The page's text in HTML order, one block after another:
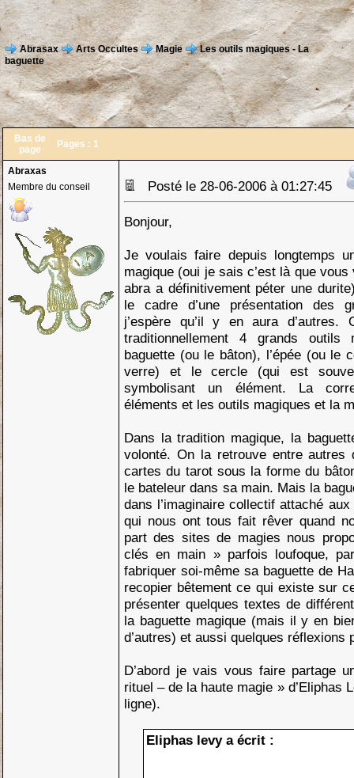
Abrasax Arts Occultes Magie
Les outils magiques - La
baguette
Bas de
page
Pages : 1
Abraxas
Membre du conseil
Posté le 28-06-2006 à 01:27:45
Bonjour,
Je voulais faire depuis longtemps
magique (oui je sais c’est là que
abra a définitivement péter une
le cadre d’une présentation des
j’espère qu’il y en aura d’autres.
traditionnellement 4 grands
baguette (ou le bâton), l’épée (ou le
verre) et le cercle (qui est
symbolisant un élément. La
éléments et les outils magiques et la
Dans la tradition magique, la
volonté. On la retrouve entre autres
cartes du tarot sous la forme du
le bateleur dans sa main. Mais la
dans l’imaginaire collectif attaché
qui nous ont tous fait rêver quand
part des sites de magies nous
clés en main » parfois loufoque,
fabriquer soi-même sa baguette de
recopier bêtement ce qui existe sur
présenter quelques textes de
la baguette magique (mais il y en
d’autres) et aussi quelques réflexions
D’abord je vais vous faire partage
rituel – de la haute magie » d’Eliphas
ligne).
Eliphas levy a écrit :